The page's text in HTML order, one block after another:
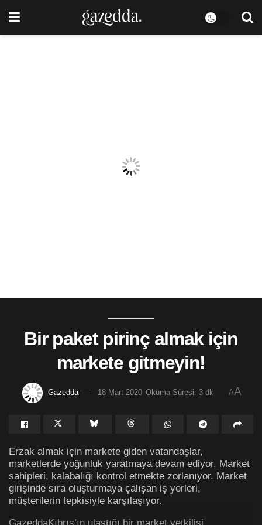
Bir paket pirinç almak için
markete gitmeyin!
Gazedda 18 Mart 2020 Okuma Süresi: 3 dk AA
Erzak almak için markete giden vatandaşlar,
marketlerde yoğunluk yaratmaya devam ediyor. Market
sahipleri, kalabalığı kontrol etmekte zorlanıyor. Market
girişinde sıra oluşturmaya çalışan iş yerleri,
müşterilerin tepkisiyle karşılaşıyor.